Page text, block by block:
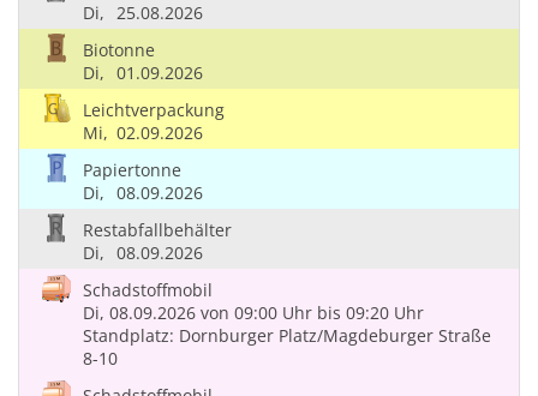
Di, 25.08.2026
Biotonne
Di, 01.09.2026
Leichtverpackung
Mi, 02.09.2026
Papiertonne
Di, 08.09.2026
Restabfallbehälter
Di, 08.09.2026
Schadstoffmobil
Di, 08.09.2026 von 09:00 Uhr bis 09:20 Uhr
Standplatz: Dornburger Platz/Magdeburger Straße
8-10